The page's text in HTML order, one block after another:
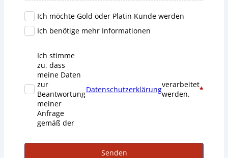
Ich möchte Gold oder Platin Kunde werden
Ich benötige mehr Informationen
Ich stimme
zu, dass
meine Daten
zur
Beantwortung
meiner
Anfrage
gemäß der
Datenschutzerklärungverarbeitet
werden.
*
Senden